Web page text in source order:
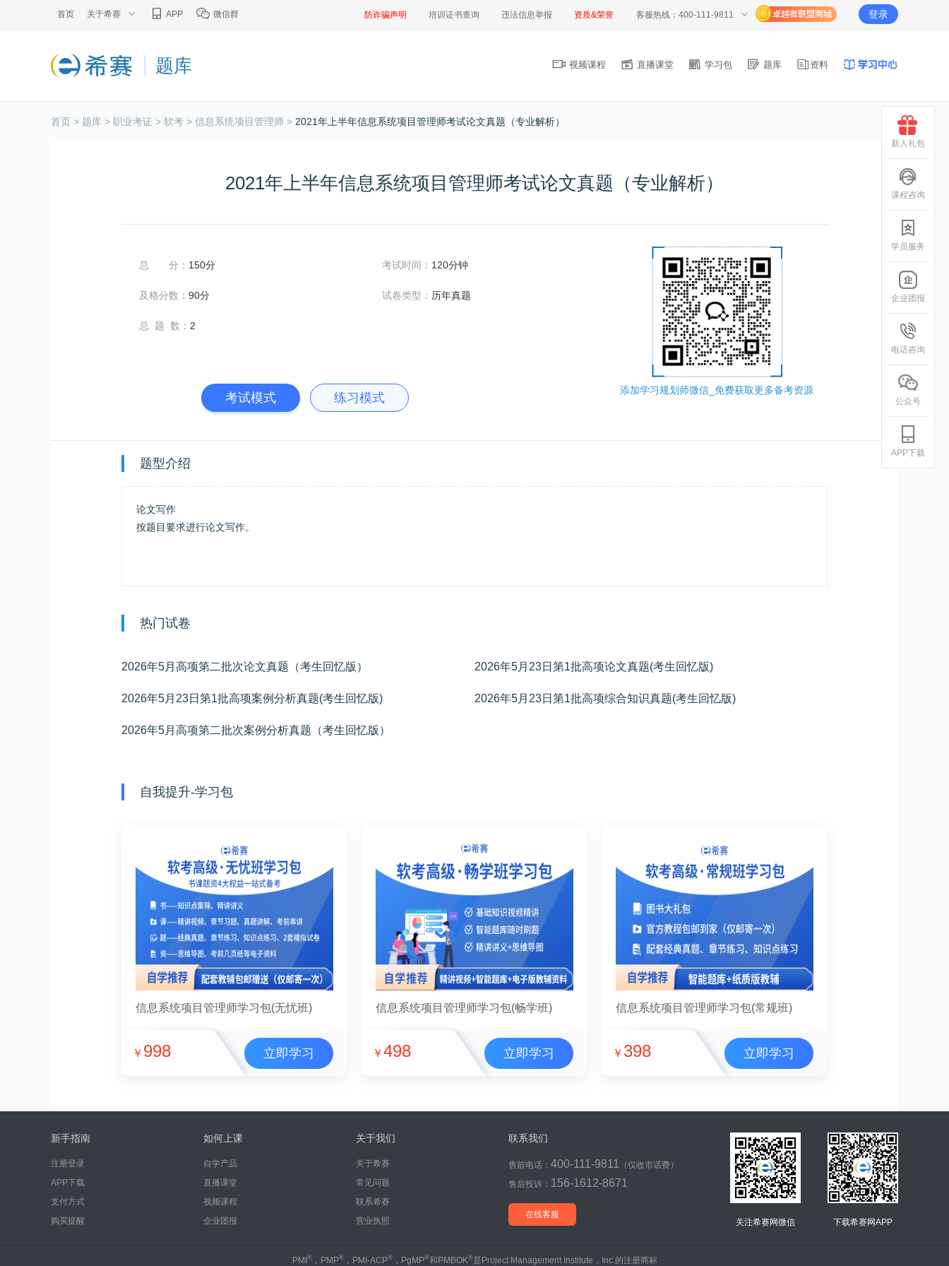
首页 关于希赛 APP 微信群 防诈骗声明 培训证书查询 违法信息举报 资质&荣誉 客服热线：400-111-9811 登录
题库 视频课程 直播课堂 学习包 题库 资料
首页 > 题库 > 职业考证 > 软考 > 信息系统项目管理师 > 2021年上半年信息系统项目管理师考试论文真题（专业解析）
2021年上半年信息系统项目管理师考试论文真题（专业解析）
总 分： 150分
及格分数： 90分
总 题 数： 2
考试时间： 120分钟
试卷类型： 历年真题
考试模式 练习模式
添加学习规划师微信_免费获取更多备考资源
题型介绍
论文写作
按题目要求进行论文写作。
热门试卷
2026年5月高项第二批次论文真题（考生回忆版） 2026年5月23日第1批高项论文真题(考生回忆版)
2026年5月23日第1批高项案例分析真题(考生回忆版) 2026年5月23日第1批高项综合知识真题(考生回忆版)
2026年5月高项第二批次案例分析真题（考生回忆版）
自我提升-学习包
信息系统项目管理师学习包(无忧班)
￥ 998 立即学习
信息系统项目管理师学习包(畅学班)
￥498 立即学习
信息系统项目管理师学习包(常规班)
￥ 398 立即学习
新手指南
注册登录
APP下载
支付方式
购买提醒
如何上课
自学产品
直播课堂
视频课程
企业团报
关于我们
关于希赛
常见问题
联系希赛
营业执照
联系我们
售前电话： 400-111-9811
（仅收市话费）
售后投诉： 156-1612-8671
在线客服
关注希赛网微信 下载希赛网APP
PMI®，PMP®，PMI-ACP®，PgMP®和PMBOK®是Project Management Institute，Inc.的注册商标
新人礼包
课程咨询
学员服务
企业团报
电话咨询
公众号
APP下载